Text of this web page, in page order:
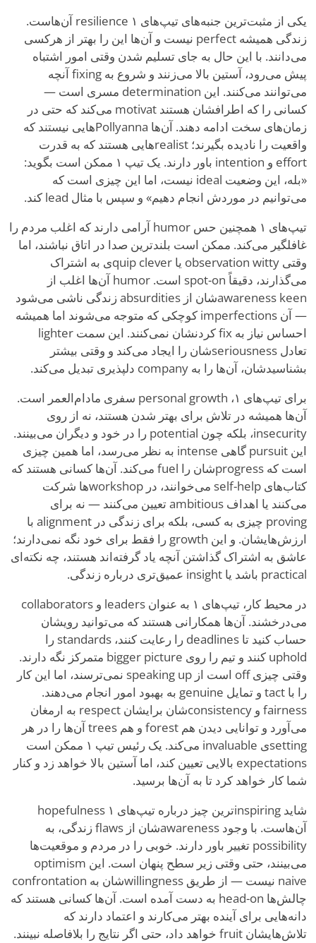
یکی از مثبت‌ترین جنبه‌های تیپ‌های ۱ resilience آن‌هاست.
زندگی همیشه perfect نیست و آن‌ها این را بهتر از هرکسی
می‌دانند. با این حال به جای تسلیم شدن وقتی امور اشتباه
پیش می‌رود، آستین بالا می‌زنند و شروع به fixing آنچه
می‌توانند می‌کنند. این determination مسری است —
کسانی را که اطرافشان هستند motivat می‌کند که حتی در
زمان‌های سخت ادامه دهند. آن‌ها Pollyannaهایی نیستند که
واقعیت را نادیده بگیرند؛ realistهایی هستند که به قدرت
effort و intention باور دارند. یک تیپ ۱ ممکن است بگوید:
«بله، این وضعیت ideal نیست، اما این چیزی است که
می‌توانیم در موردش انجام دهیم» و سپس با مثال lead کند.
تیپ‌های ۱ همچنین حس humor آرامی دارند که اغلب مردم را
غافلگیر می‌کند. ممکن است بلندترین صدا در اتاق نباشند، اما
وقتی observation witty یا quip cleverی به اشتراک
می‌گذارند، دقیقاً spot-on است. humor آن‌ها اغلب از
awareness keenشان از absurdities زندگی ناشی می‌شود
— آن imperfections کوچکی که متوجه می‌شوند اما همیشه
احساس نیاز به fix کردنشان نمی‌کنند. این سمت lighter
تعادل seriousnessشان را ایجاد می‌کند و وقتی بیشتر
بشناسیدشان، آن‌ها را به company دلپذیری تبدیل می‌کند.
برای تیپ‌های ۱، personal growth سفری مادام‌العمر است.
آن‌ها همیشه در تلاش برای بهتر شدن هستند، نه از روی
insecurity، بلکه چون potential را در خود و دیگران می‌بینند.
این pursuit گاهی intense به نظر می‌رسد، اما همین چیزی
است که progressشان را fuel می‌کند. آن‌ها کسانی هستند که
کتاب‌های self-help می‌خوانند، در workshopها شرکت
می‌کنند یا اهداف ambitious تعیین می‌کنند — نه برای
proving چیزی به کسی، بلکه برای زندگی در alignment با
ارزش‌هایشان. و این growth را فقط برای خود نگه نمی‌دارند؛
عاشق به اشتراک گذاشتن آنچه یاد گرفته‌اند هستند، چه نکته‌ای
practical باشد یا insight عمیق‌تری درباره زندگی.
در محیط کار، تیپ‌های ۱ به عنوان leaders و collaborators
می‌درخشند. آن‌ها همکارانی هستند که می‌توانید رویشان
حساب کنید تا deadlines را رعایت کنند، standards را
uphold کنند و تیم را روی bigger picture متمرکز نگه دارند.
وقتی چیزی off است از speaking up نمی‌ترسند، اما این کار
را با tact و تمایل genuine به بهبود امور انجام می‌دهند.
fairness و consistencyشان برایشان respect به ارمغان
می‌آورد و توانایی دیدن هم forest و هم trees آن‌ها را در هر
settingی invaluable می‌کند. یک رئیس تیپ ۱ ممکن است
expectations بالایی تعیین کند، اما آستین بالا خواهد زد و کنار
شما کار خواهد کرد تا به آن‌ها برسید.
شاید inspiringترین چیز درباره تیپ‌های ۱ hopefulness
آن‌هاست. با وجود awarenessشان از flaws زندگی، به
possibility تغییر باور دارند. خوبی را در مردم و موقعیت‌ها
می‌بینند، حتی وقتی زیر سطح پنهان است. این optimism
naive نیست — از طریق willingnessشان به confrontation
چالش‌ها head-on به دست آمده است. آن‌ها کسانی هستند که
دانه‌هایی برای آینده بهتر می‌کارند و اعتماد دارند که
تلاش‌هایشان fruit خواهد داد، حتی اگر نتایج را بلافاصله نبینند.